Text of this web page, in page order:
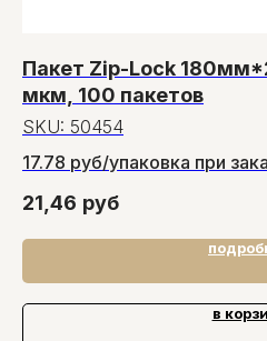
Пакет Zip-Lock
мкм, 100 пакетов
SKU: 50454
17.78 руб/упаковка при
21,46 руб
в